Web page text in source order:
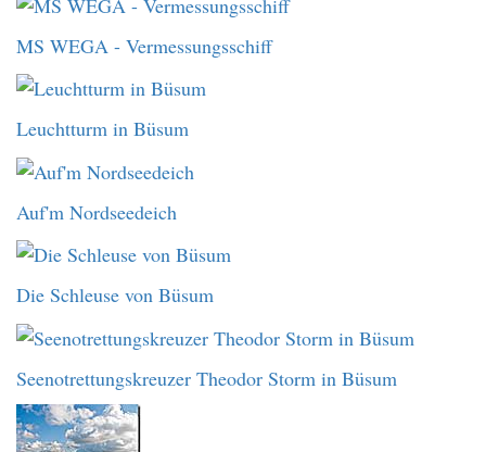
MS WEGA - Vermessungsschiff
Leuchtturm in Büsum
Auf'm Nordseedeich
Die Schleuse von Büsum
Seenotrettungskreuzer Theodor Storm in Büsum